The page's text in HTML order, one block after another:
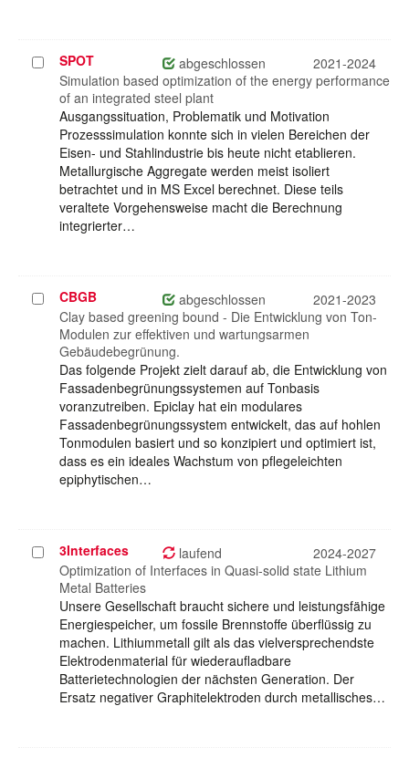
Projekt
auswählen
SPOT abgeschlossen
2021-2024
Simulation based optimization of the energy performance
of an integrated steel plant
Ausgangssituation, Problematik und Motivation
Prozesssimulation konnte sich in vielen Bereichen der
Eisen- und Stahlindustrie bis heute nicht etablieren.
Metallurgische Aggregate werden meist isoliert
betrachtet und in MS Excel berechnet. Diese teils
veraltete Vorgehensweise macht die Berechnung
integrierter…
Projekt
auswählen
CBGB abgeschlossen
2021-2023
Clay based greening bound - Die Entwicklung von Ton-
Modulen zur effektiven und wartungsarmen
Gebäudebegrünung.
Das folgende Projekt zielt darauf ab, die Entwicklung von
Fassadenbegrünungssystemen auf Tonbasis
voranzutreiben. Epiclay hat ein modulares
Fassadenbegrünungssystem entwickelt, das auf hohlen
Tonmodulen basiert und so konzipiert und optimiert ist,
dass es ein ideales Wachstum von pflegeleichten
epiphytischen…
Projekt
auswählen
3Interfaces laufend
2024-2027
Optimization of Interfaces in Quasi-solid state Lithium
Metal Batteries
Unsere Gesellschaft braucht sichere und leistungsfähige
Energiespeicher, um fossile Brennstoffe überflüssig zu
machen. Lithiummetall gilt als das vielversprechendste
Elektrodenmaterial für wiederaufladbare
Batterietechnologien der nächsten Generation. Der
Ersatz negativer Graphitelektroden durch metallisches…